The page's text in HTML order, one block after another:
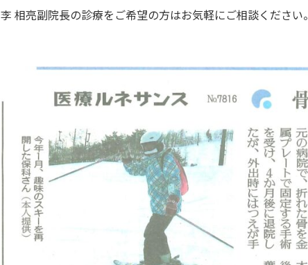
李 相亮副院長の診療をご希望の方はお気軽にご相談ください。